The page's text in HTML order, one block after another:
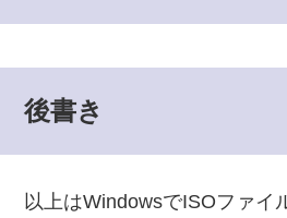
後書き
以上はWindowsでISOファイ